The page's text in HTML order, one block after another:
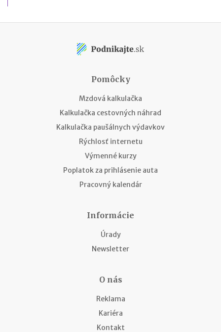
Pomôcky
Mzdová kalkulačka
Kalkulačka cestovných náhrad
Kalkulačka paušálnych výdavkov
Rýchlosť internetu
Výmenné kurzy
Poplatok za prihlásenie auta
Pracovný kalendár
Informácie
Úrady
Newsletter
O nás
Reklama
Kariéra
Kontakt